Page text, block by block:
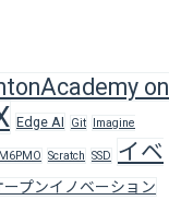
on
Edge AI Git Imagine
Scratch SSD
イベ
ープンイノベーション